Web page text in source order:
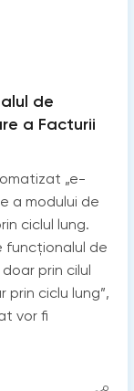
de
a Facturii
„e-
a modului de
ciclul lung.
funcționalul de
prin cilul
ciclu lung”,
vor fi